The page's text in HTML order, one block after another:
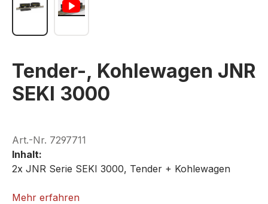
Tender-, Kohlewagen JNR
SEKI 3000
Art.-Nr. 7297711
Inhalt:
2x JNR Serie SEKI 3000, Tender + Kohlewagen
ROKUHAN T005-1
Mehr erfahren